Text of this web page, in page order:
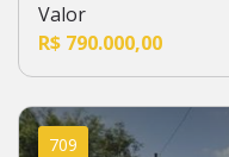
Valor
R$ 790.000,00
709